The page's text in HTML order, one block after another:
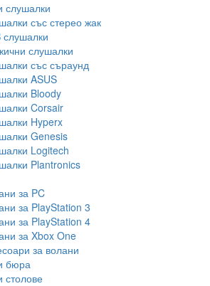
слушалки
със стерео жак
слушалки
слушалки
със съраунд
ASUS
Bloody
Corsair
Hyperx
Genesis
Logitech
Plantronics
за PC
за PlayStation 3
за PlayStation 4
за Xbox One
за волани
бюра
столове